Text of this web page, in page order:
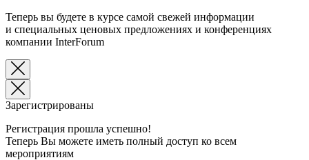
Теперь вы будете в курсе самой свежей информации
и специальных ценовых предложениях и конференциях
компании InterForum
Зарегистрированы
Регистрация прошла успешно!
Теперь Вы можете иметь полный доступ ко всем
мероприятиям